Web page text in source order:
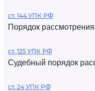
ст. 144 УПК РФ
Порядок
ст. 125 УПК РФ
Судебный порядок
ст. 24 УПК РФ